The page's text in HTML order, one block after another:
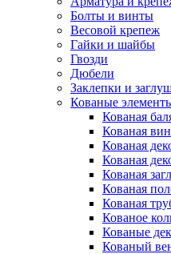
Болты и винты
Весовой крепеж
Гайки и шайбы
Гвозди
Дюбели
Заклепки и
Кованые
Кованая
Кованая
Кованая
Кованая
Кованая
Кованая
Кованая
Кованое
Кованые
Кованый